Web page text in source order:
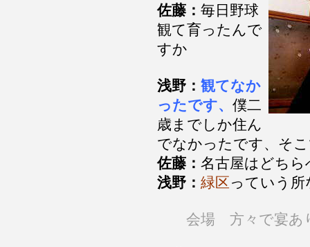
佐藤： 毎日野球
観て育ったんで
すか
浅野： 観てなか
ったです、 僕二
歳までしか住ん
でなかったです、そ
佐藤： 名古屋はどちら
浅野： 緑区っていう
会場 方々で宴あ